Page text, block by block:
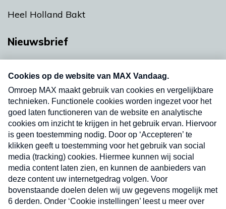
Heel Holland Bakt
Nieuwsbrief
nieuwsbrief. Elke vrijdag- en dinsdagochtend in
uw mailbox.
Verzend